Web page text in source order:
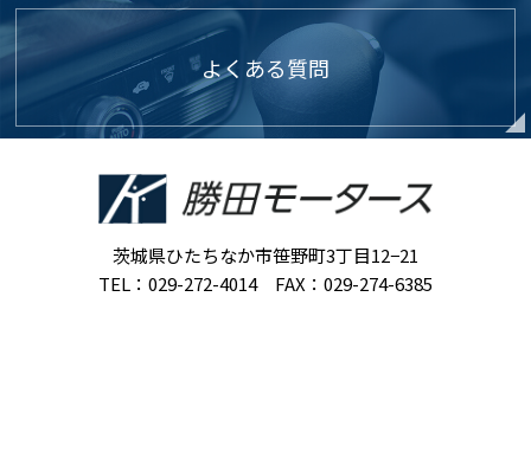
よくある質問
茨城県ひたちなか市笹野町3丁目12−21
TEL：029-272-4014 FAX：029-274-6385